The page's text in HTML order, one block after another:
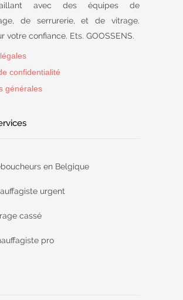
avec des équipes de
de serrurerie, et de vitrage.
votre confiance. Ets. GOOSSENS.
confidentialité
générales
en Belgique
urgent
cassé
pro